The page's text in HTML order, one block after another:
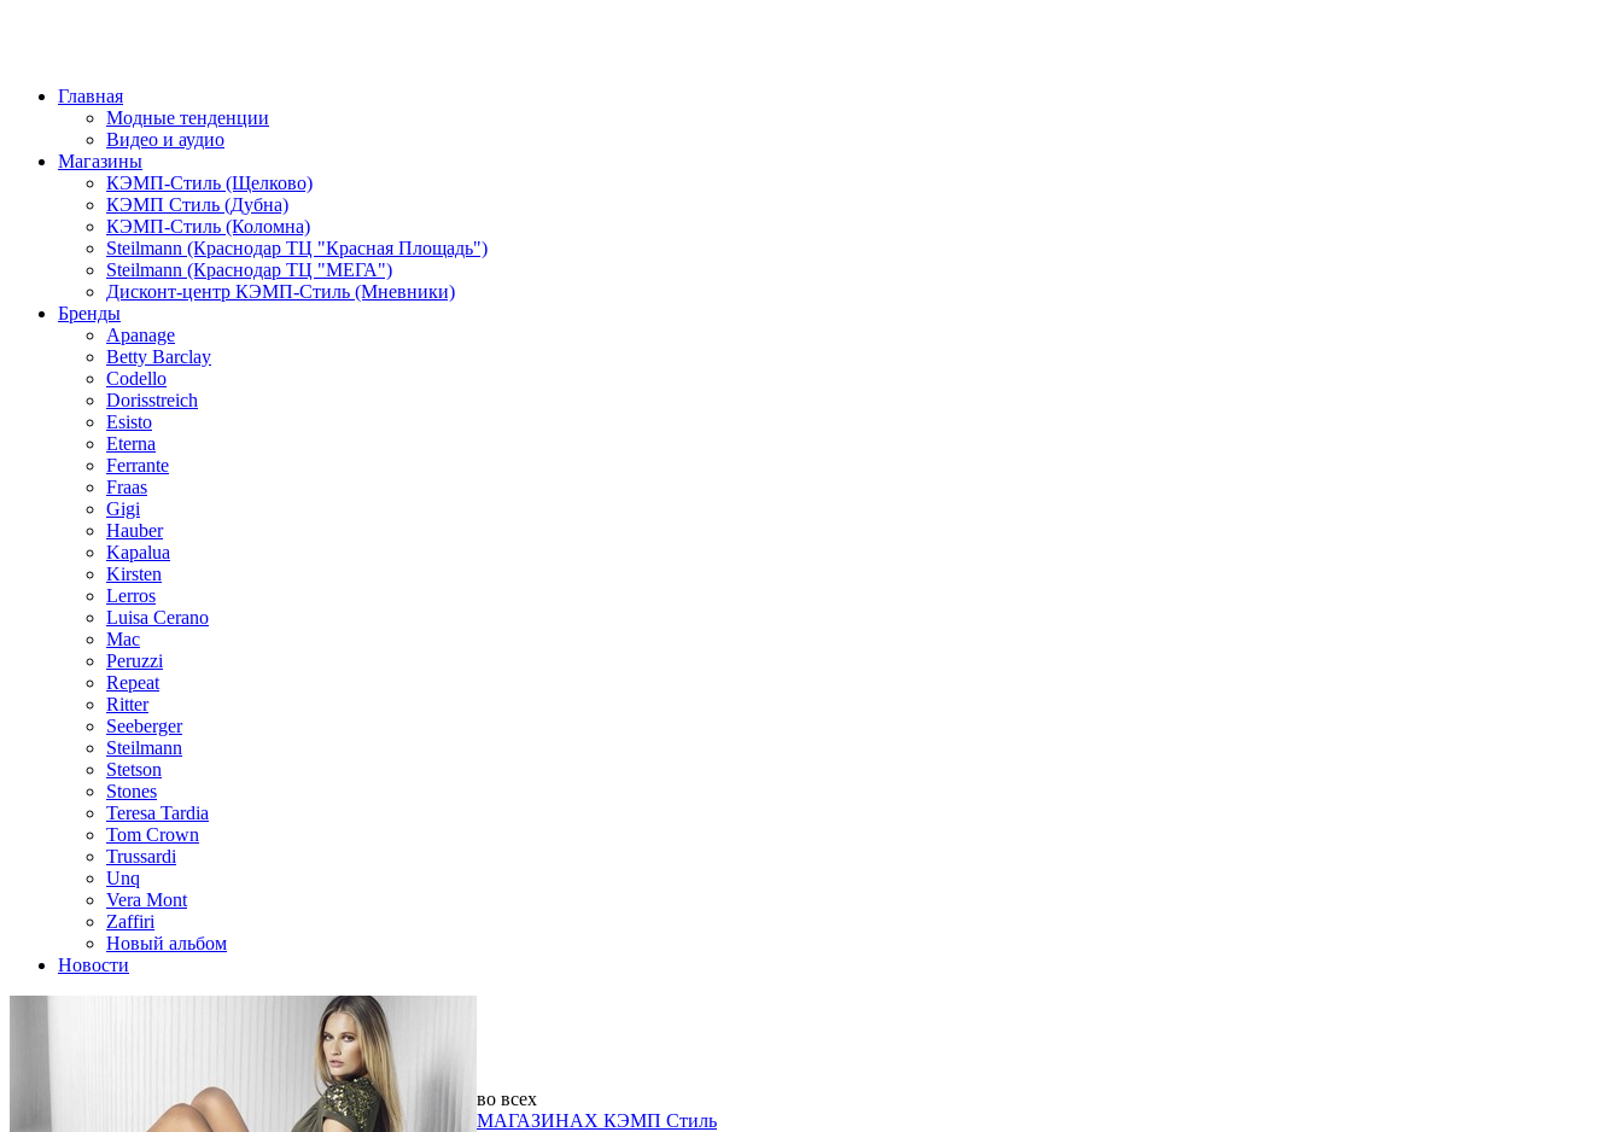
Главная
Модные тенденции
Видео и аудио
Магазины
КЭМП-Стиль (Щелково)
КЭМП Стиль (Дубна)
КЭМП-Стиль (Коломна)
Steilmann (Краснодар ТЦ "Красная Площадь")
Steilmann (Краснодар ТЦ "МЕГА")
Дисконт-центр КЭМП-Стиль (Мневники)
Бренды
Apanage
Betty Barclay
Codello
Dorisstreich
Esisto
Eterna
Ferrante
Fraas
Gigi
Hauber
Kapalua
Kirsten
Lerros
Luisa Cerano
Mac
Peruzzi
Repeat
Ritter
Seeberger
Steilmann
Stetson
Stones
Teresa Tardia
Tom Crown
Trussardi
Unq
Vera Mont
Zaffiri
Новый альбом
Новости
во всех
МАГАЗИНАХ КЭМП Стиль